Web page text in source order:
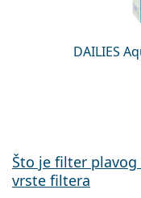
DAILIES
Što je filter
vrste filtera